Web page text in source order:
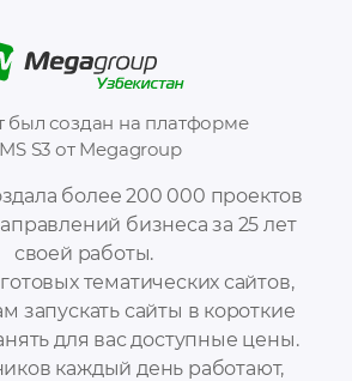
более 200 000 проектов
бизнеса за 25 лет
своей работы.
тематических сайтов,
запускать сайты в короткие
для вас доступные цены.
каждый день работают,
был создан на платформе
S3 от Megagroup